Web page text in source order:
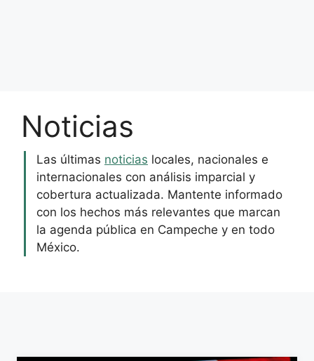
Noticias
Las últimas noticias locales, nacionales e
internacionales con análisis imparcial y
cobertura actualizada. Mantente informado
con los hechos más relevantes que marcan
la agenda pública en Campeche y en todo
México.